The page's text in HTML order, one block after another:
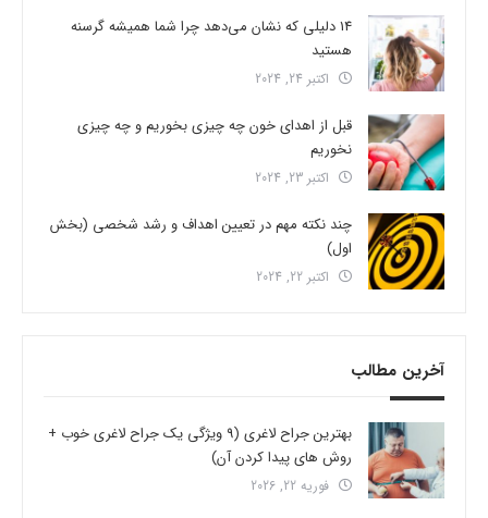
14 دلیلی که نشان می‌دهد چرا شما همیشه گرسنه
هستید
اکتبر 24, 2024
قبل از اهدای خون چه چیزی بخوریم و چه چیزی
نخوریم
اکتبر 23, 2024
چند نکته مهم در تعیین اهداف و رشد شخصی (بخش
اول)
اکتبر 22, 2024
آخرین مطالب
بهترین جراح لاغری (9 ویژگی یک جراح لاغری خوب +
روش های پیدا کردن آن)
فوریه 22, 2026